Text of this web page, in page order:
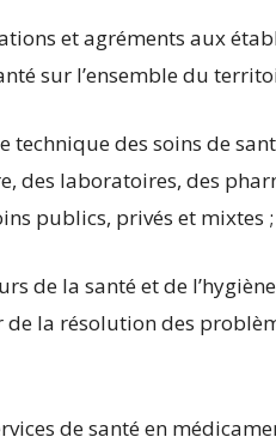
et agréments aux
sur l’ensemble du
technique des soins de
des laboratoires, des
publics, privés et mixtes ;
de la santé et de
la résolution des
de santé en